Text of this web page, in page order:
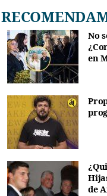
No
en
de